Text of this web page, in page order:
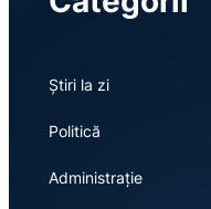
Știri la zi
Politică
Administrație